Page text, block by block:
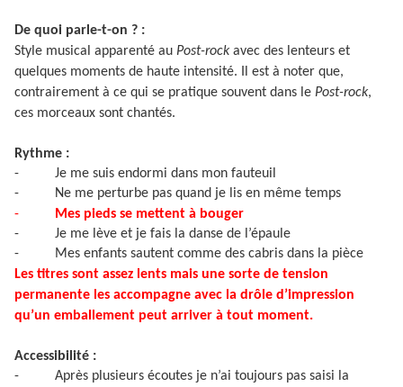
De quoi parle-t-on ? :
Style musical apparenté au Post-rock avec des lenteurs et
quelques moments de haute intensité. Il est à noter que,
contrairement à ce qui se pratique souvent dans le Post-rock,
ces morceaux sont chantés.
Rythme :
-
Je me suis endormi dans mon fauteuil
-
Ne me perturbe pas quand je lis en même temps
-
Mes pieds se mettent à bouger
-
Je me lève et je fais la danse de l’épaule
-
Mes enfants sautent comme des cabris dans la pièce
Les titres sont assez lents mais une sorte de tension
permanente les accompagne avec la drôle d’impression
qu’un emballement peut arriver à tout moment.
Accessibilité :
-
Après plusieurs écoutes je n’ai toujours pas saisi la